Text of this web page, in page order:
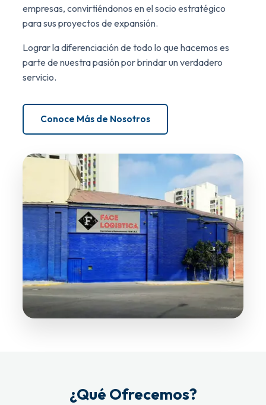
empresas, convirtiéndonos en el socio estratégico
para sus proyectos de expansión.
Lograr la diferenciación de todo lo que hacemos es
parte de nuestra pasión por brindar un verdadero
servicio.
Conoce Más de Nosotros
¿Qué Ofrecemos?